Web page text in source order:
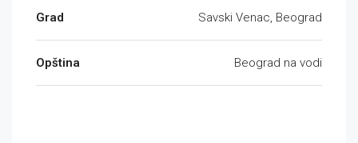
Grad Savski Venac, Beograd
Opština Beograd na vodi